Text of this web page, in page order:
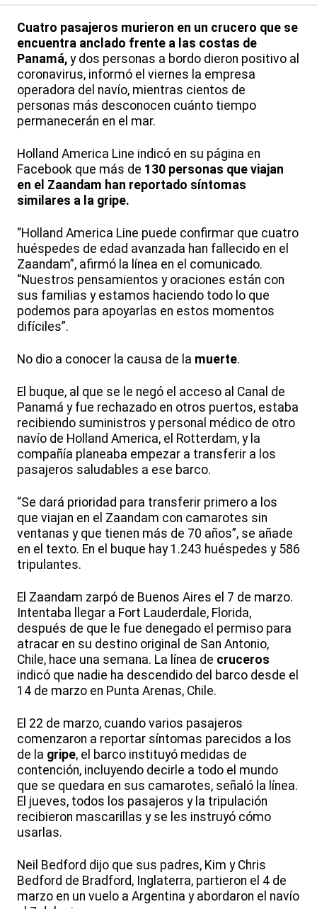
Cuatro pasajeros murieron en un crucero que se
encuentra anclado frente a las costas de
Panamá, y dos personas a bordo dieron positivo al
coronavirus, informó el viernes la empresa
operadora del navío, mientras cientos de
personas más desconocen cuánto tiempo
permanecerán en el mar.
Holland America Line indicó en su página en
Facebook que más de 130 personas que viajan
en el Zaandam han reportado síntomas
similares a la gripe.
“Holland America Line puede confirmar que cuatro
huéspedes de edad avanzada han fallecido en el
Zaandam”, afirmó la línea en el comunicado.
“Nuestros pensamientos y oraciones están con
sus familias y estamos haciendo todo lo que
podemos para apoyarlas en estos momentos
difíciles”.
No dio a conocer la causa de la muerte.
El buque, al que se le negó el acceso al Canal de
Panamá y fue rechazado en otros puertos, estaba
recibiendo suministros y personal médico de otro
navío de Holland America, el Rotterdam, y la
compañía planeaba empezar a transferir a los
pasajeros saludables a ese barco.
“Se dará prioridad para transferir primero a los
que viajan en el Zaandam con camarotes sin
ventanas y que tienen más de 70 años”, se añade
en el texto. En el buque hay 1.243 huéspedes y 586
tripulantes.
El Zaandam zarpó de Buenos Aires el 7 de marzo.
Intentaba llegar a Fort Lauderdale, Florida,
después de que le fue denegado el permiso para
atracar en su destino original de San Antonio,
Chile, hace una semana. La línea de cruceros
indicó que nadie ha descendido del barco desde el
14 de marzo en Punta Arenas, Chile.
El 22 de marzo, cuando varios pasajeros
comenzaron a reportar síntomas parecidos a los
de la gripe, el barco instituyó medidas de
contención, incluyendo decirle a todo el mundo
que se quedara en sus camarotes, señaló la línea.
El jueves, todos los pasajeros y la tripulación
recibieron mascarillas y se les instruyó cómo
usarlas.
Neil Bedford dijo que sus padres, Kim y Chris
Bedford de Bradford, Inglaterra, partieron el 4 de
marzo en un vuelo a Argentina y abordaron el navío